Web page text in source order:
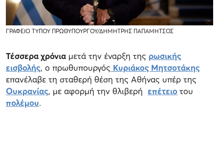
ΓΡΑΦΕΙΟ ΤΥΠΟΥ ΠΡΩΘΥΠΟΥΡΓΟΥ/ΔΗΜΗΤΡΗΣ ΠΑΠΑΜΗΤΣΟΣ
Τέσσερα χρόνια μετά την έναρξη της ρωσικής
εισβολής, ο πρωθυπουργός Κυριάκος Μητσοτάκης
επανέλαβε τη σταθερή θέση της Αθήνας υπέρ της
Ουκρανίας, με αφορμή την θλιβερή επέτειοτου
πολέμου.